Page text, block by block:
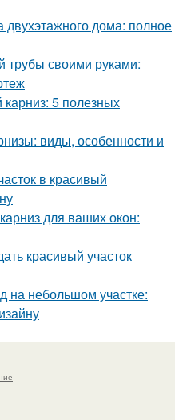
двухэтажного дома: полное
трубы своими руками:
5 полезных
виды, особенности и
в красивый
для ваших окон:
красивый участок
на небольшом участке: